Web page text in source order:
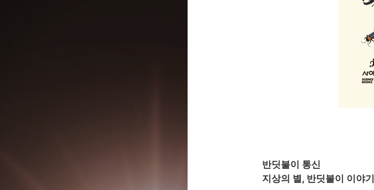
반딧불이 통신
지상의 별, 반딧불이 이야기